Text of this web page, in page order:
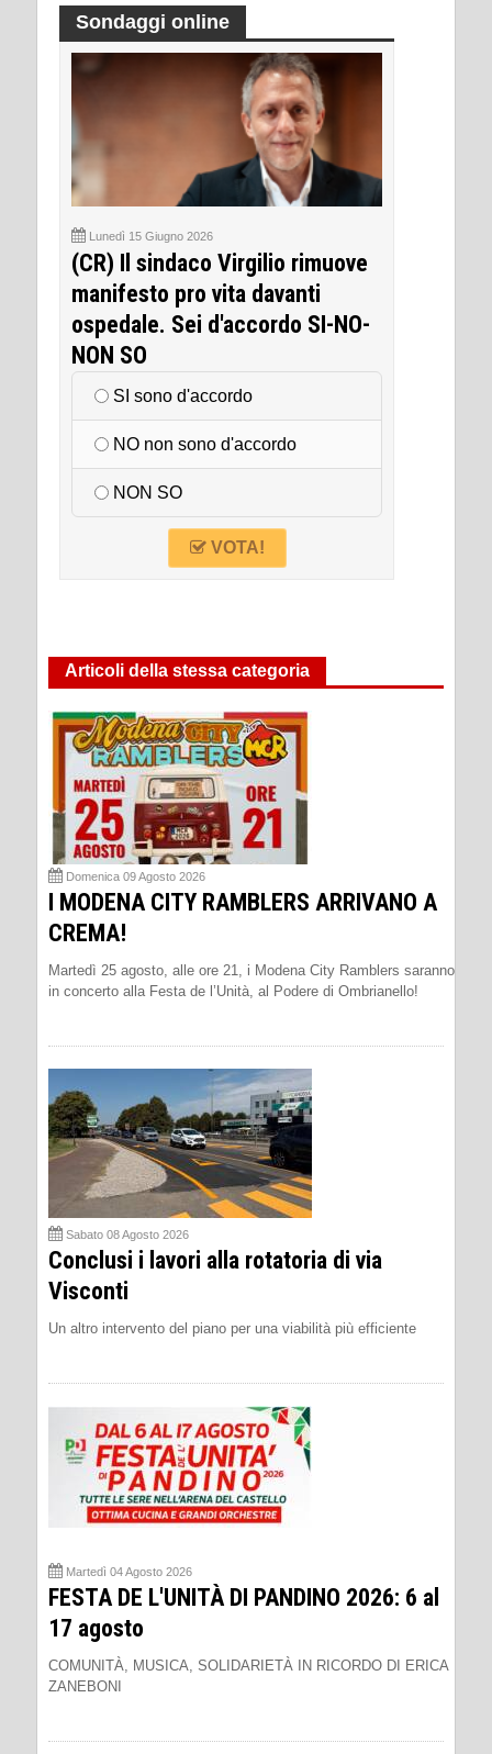
Sondaggi online
Lunedì 15 Giugno 2026
(CR) Il sindaco Virgilio rimuove
manifesto pro vita davanti
ospedale. Sei d'accordo SI-NO-
NON SO
SI sono d'accordo
NO non sono d'accordo
NON SO
VOTA!
Articoli della stessa categoria
Domenica 09 Agosto 2026
I MODENA CITY RAMBLERS ARRIVANO A
CREMA!
Martedì 25 agosto, alle ore 21, i Modena City Ramblers saranno
in concerto alla Festa de l’Unità, al Podere di Ombrianello!
Sabato 08 Agosto 2026
Conclusi i lavori alla rotatoria di via
Visconti
Un altro intervento del piano per una viabilità più efficiente
Martedì 04 Agosto 2026
FESTA DE L'UNITÀ DI PANDINO 2026: 6 al
17 agosto
COMUNITÀ, MUSICA, SOLIDARIETÀ IN RICORDO DI ERICA
ZANEBONI